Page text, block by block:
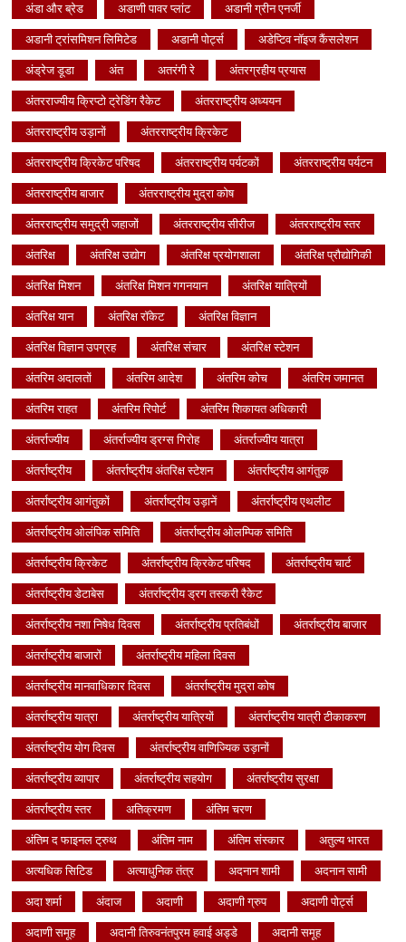
अंडा और ब्रेड अडाणी पावर प्लांट अडानी ग्रीन एनर्जी
अडानी ट्रांसमिशन लिमिटेड अडानी पोर्ट्स अडेप्टिव नॉइज कैंसलेशन
अंड्रेज डूडा अंत अतरंगी रे अंतरग्रहीय प्रयास
अंतरराज्यीय क्रिप्टो ट्रेडिंग रैकेट अंतरराष्ट्रीय अध्ययन
अंतरराष्ट्रीय उड़ानों अंतरराष्ट्रीय क्रिकेट
अंतरराष्ट्रीय क्रिकेट परिषद अंतरराष्ट्रीय पर्यटकों अंतरराष्ट्रीय पर्यटन
अंतरराष्ट्रीय बाजार अंतरराष्ट्रीय मुद्रा कोष
अंतरराष्ट्रीय समुद्री जहाजों अंतरराष्ट्रीय सीरीज अंतरराष्ट्रीय स्तर
अंतरिक्ष अंतरिक्ष उद्योग अंतरिक्ष प्रयोगशाला अंतरिक्ष प्रौद्योगिकी
अंतरिक्ष मिशन अंतरिक्ष मिशन गगनयान अंतरिक्ष यात्रियों
अंतरिक्ष यान अंतरिक्ष रॉकेट अंतरिक्ष विज्ञान
अंतरिक्ष विज्ञान उपग्रह अंतरिक्ष संचार अंतरिक्ष स्टेशन
अंतरिम अदालतों अंतरिम आदेश अंतरिम कोच अंतरिम जमानत
अंतरिम राहत अंतरिम रिपोर्ट अंतरिम शिकायत अधिकारी
अंतर्राज्यीय अंतर्राज्यीय ड्रग्स गिरोह अंतर्राज्यीय यात्रा
अंतर्राष्ट्रीय अंतर्राष्ट्रीय अंतरिक्ष स्टेशन अंतर्राष्ट्रीय आगंतुक
अंतर्राष्ट्रीय आगंतुकों अंतर्राष्ट्रीय उड़ानें अंतर्राष्ट्रीय एथलीट
अंतर्राष्ट्रीय ओलंपिक समिति अंतर्राष्ट्रीय ओलम्पिक समिति
अंतर्राष्ट्रीय क्रिकेट अंतर्राष्ट्रीय क्रिकेट परिषद अंतर्राष्ट्रीय चार्ट
अंतर्राष्ट्रीय डेटाबेस अंतर्राष्ट्रीय ड्रग तस्करी रैकेट
अंतर्राष्ट्रीय नशा निषेध दिवस अंतर्राष्ट्रीय प्रतिबंधों अंतर्राष्ट्रीय बाजार
अंतर्राष्ट्रीय बाजारों अंतर्राष्ट्रीय महिला दिवस
अंतर्राष्ट्रीय मानवाधिकार दिवस अंतर्राष्ट्रीय मुद्रा कोष
अंतर्राष्ट्रीय यात्रा अंतर्राष्ट्रीय यात्रियों अंतर्राष्ट्रीय यात्री टीकाकरण
अंतर्राष्ट्रीय योग दिवस अंतर्राष्ट्रीय वाणिज्यिक उड़ानों
अंतर्राष्ट्रीय व्यापार अंतर्राष्ट्रीय सहयोग अंतर्राष्ट्रीय सुरक्षा
अंतर्राष्ट्रीय स्तर अतिक्रमण अंतिम चरण
अंतिम द फाइनल ट्रुथ अंतिम नाम अंतिम संस्कार अतुल्य भारत
अत्यधिक सिटिड अत्याधुनिक तंत्र अदनान शामी अदनान सामी
अदा शर्मा अंदाज अदाणी अदाणी ग्रुप अदाणी पोर्ट्स
अदाणी समूह अदानी तिरुवनंतपुरम हवाई अड्डे अदानी समूह